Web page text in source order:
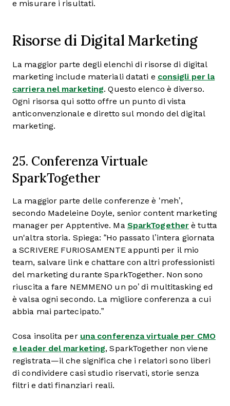
e misurare i risultati.
Risorse di Digital Marketing
La maggior parte degli elenchi di risorse di digital
marketing include materiali datati e consigli per la
carriera nel marketing. Questo elenco è diverso.
Ogni risorsa qui sotto offre un punto di vista
anticonvenzionale e diretto sul mondo del digital
marketing.
25. Conferenza Virtuale
SparkTogether
La maggior parte delle conferenze è ‘meh’,
secondo Madeleine Doyle, senior content marketing
manager per Apptentive. Ma SparkTogether è tutta
un'altra storia. Spiega: “Ho passato l’intera giornata
a SCRIVERE FURIOSAMENTE appunti per il mio
team, salvare link e chattare con altri professionisti
del marketing durante SparkTogether. Non sono
riuscita a fare NEMMENO un po’ di multitasking ed
è valsa ogni secondo. La migliore conferenza a cui
abbia mai partecipato.”
Cosa insolita per una conferenza virtuale per CMO
e leader del marketing, SparkTogether non viene
registrata—il che significa che i relatori sono liberi
di condividere casi studio riservati, storie senza
filtri e dati finanziari reali.